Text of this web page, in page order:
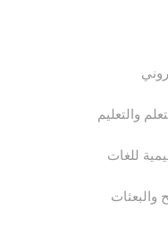
والتعليم
للغات